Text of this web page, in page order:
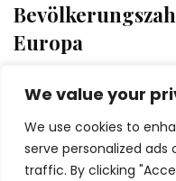
We value your
We use cookies to
serve personalized
traffic. By clicking
Europa